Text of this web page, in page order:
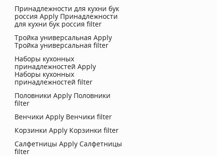
Принадлежности для кухни бук
россия Apply Принадлежности
для кухни бук россия filter
Тройка универсальная Apply
Тройка универсальная filter
Наборы кухонных
принадлежностей Apply
Наборы кухонных
принадлежностей filter
Половники Apply Половники
filter
Венчики Apply Венчики filter
Корзинки Apply Корзинки filter
Салфетницы Apply Салфетницы
filter